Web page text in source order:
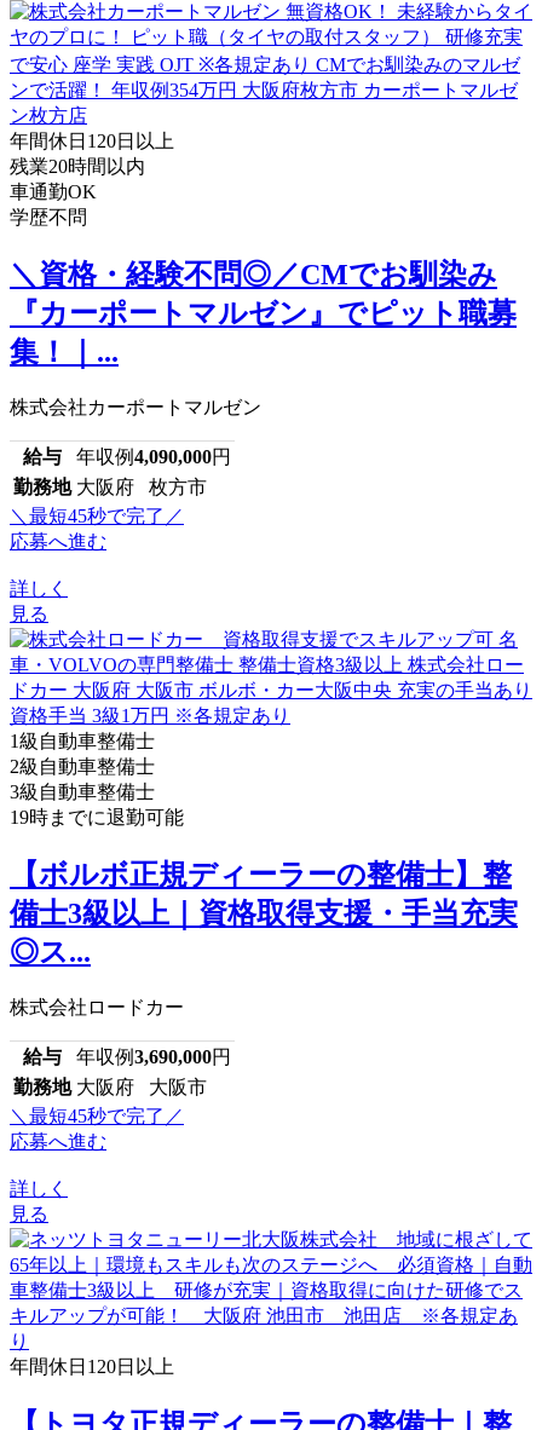
年間休日120日以上
残業20時間以内
車通勤OK
学歴不問
＼資格・経験不問◎／CMでお馴染み
『カーポートマルゼン』でピット職募
集！｜...
株式会社カーポートマルゼン
給与 年収例4,090,000円
勤務地 大阪府 枚方市
＼最短45秒で完了／
応募へ進む
詳しく
見る
1級自動車整備士
2級自動車整備士
3級自動車整備士
19時までに退勤可能
【ボルボ正規ディーラーの整備士】整
備士3級以上｜資格取得支援・手当充実
◎ス...
株式会社ロードカー
給与 年収例3,690,000円
勤務地 大阪府 大阪市
＼最短45秒で完了／
応募へ進む
詳しく
見る
年間休日120日以上